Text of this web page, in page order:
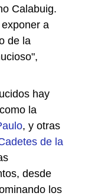
Calabuig.
a
de la
hay
la
, y otras
de la
desde
los